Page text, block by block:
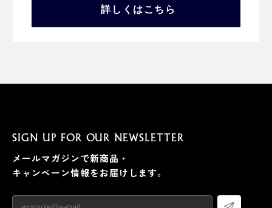
詳しくはこちら
SIGN UP FOR OUR NEWSLETTER
メールマガジンで新商品・
キャンペーン情報をお届けします。